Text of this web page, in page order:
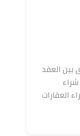
بين العقد
العقارات